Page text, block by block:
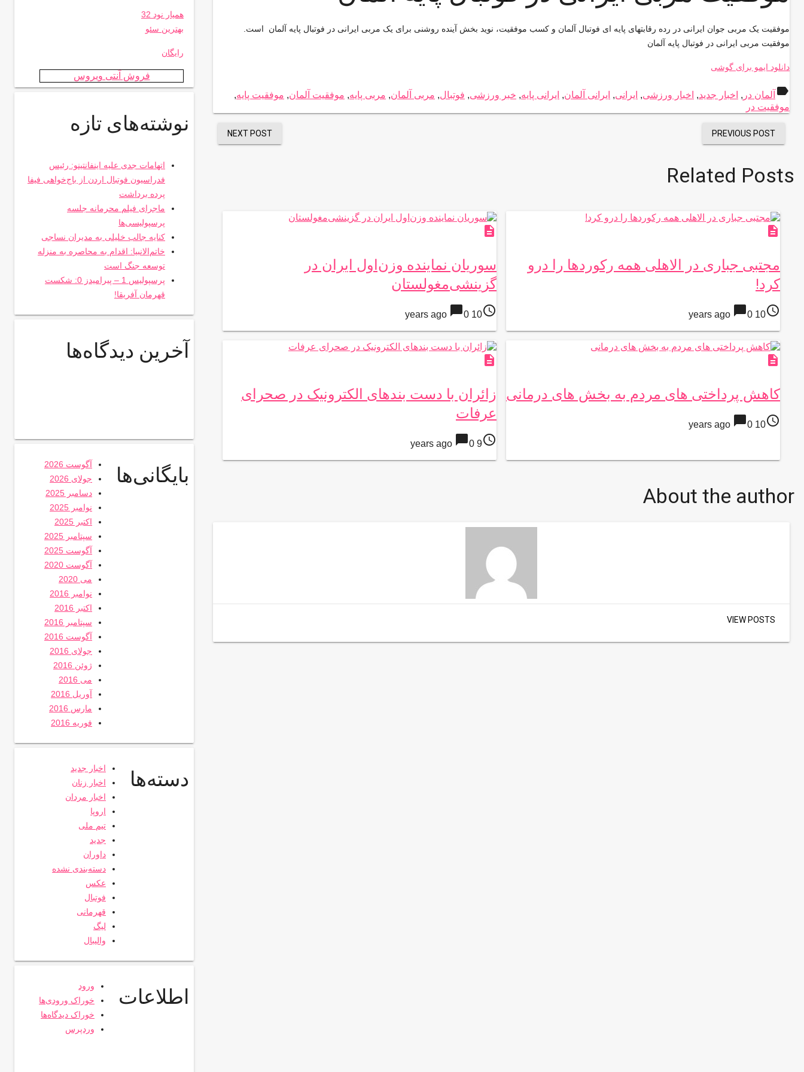
موفقیت یک مربی جوان ایرانی در رده رقابتهای پایه ای فوتبال آلمان و کسب موفقیت، نوید بخش آینده روشنی برای یک مربی ایرانی در فوتبال پایه آلمان است.
موفقیت مربی ایرانی در فوتبال پایه آلمان
دانلود ایمو برای گوشی
label آلمان در , اخبار جدید, اخبار ورزشی, ایرانی, ایرانی آلمان, ایرانی پایه, خبر ورزشی, فوتبال, مربی آلمان, مربی پایه, موفقیت آلمان, موفقیت پایه,
موفقیت در
PREVIOUS POST
NEXT POST
Related Posts
description
مجتبی جباری در الاهلی همه رکوردها را درو
کرد!
access_time
10 years ago
chat_bubble0
description
سوریان نماینده وزن‌اول ایران در
گزینشی‌مغولستان
access_time
10 years ago
chat_bubble0
description
کاهش پرداختی های مردم به بخش های درمانی
access_time
10 years ago
chat_bubble0
description
زائران با دست بندهای الکترونیک در صحرای
عرفات
access_time
9 years ago
chat_bubble0
About the author
VIEW POSTS
همیار نود 32
بهترین سئو
رایگان
فروش آنتی ویروس
نوشته‌های تازه
اتهامات جدی علیه اینفانتینو: رئیس
فدراسیون فوتبال اردن از باج‌خواهی فیفا
پرده برداشت
ماجرای فیلم محرمانه جلسه
پرسپولیسی‌ها
کنایه جالب خلیلی به مدیران نساجی
خاتم‌الانبیا: اقدام به محاصره به منزله
توسعه جنگ است
پرسپولیس 1 – پیرامیدز 0: شکست
قهرمان آفریقا!
آخرین دیدگاه‌ها
بایگانی‌ها
آگوست 2026
جولای 2026
دسامبر 2025
نوامبر 2025
اکتبر 2025
سپتامبر 2025
آگوست 2025
آگوست 2020
می 2020
نوامبر 2016
اکتبر 2016
سپتامبر 2016
آگوست 2016
جولای 2016
ژوئن 2016
می 2016
آوریل 2016
مارس 2016
فوریه 2016
دسته‌ها
اخبار جدید
اخبار زنان
اخبار مردان
اروپا
تیم ملی
جدید
داوران
دسته‌بندی نشده
عکس
فوتبال
قهرمانی
لیگ
والیبال
اطلاعات
ورود
خوراک ورودی‌ها
خوراک دیدگاه‌ها
وردپرس